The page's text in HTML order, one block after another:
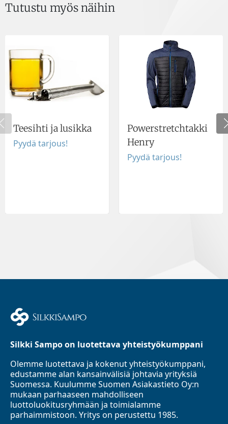
Tutustu myös näihin
Teesihti ja lusikka
Pyydä tarjous!
Powerstretchtakki
Henry
Pyydä tarjous!
Silkki Sampo on luotettava yhteistyökumppani
Olemme luotettava ja kokenut yhteistyökumppani,
edustamme alan kansainvälisiä johtavia yrityksiä
Suomessa. Kuulumme Suomen Asiakastieto Oy:n
mukaan parhaaseen mahdolliseen
luottoluokitusryhmään ja toimialamme
parhaimmistoon. Yritys on perustettu 1985.